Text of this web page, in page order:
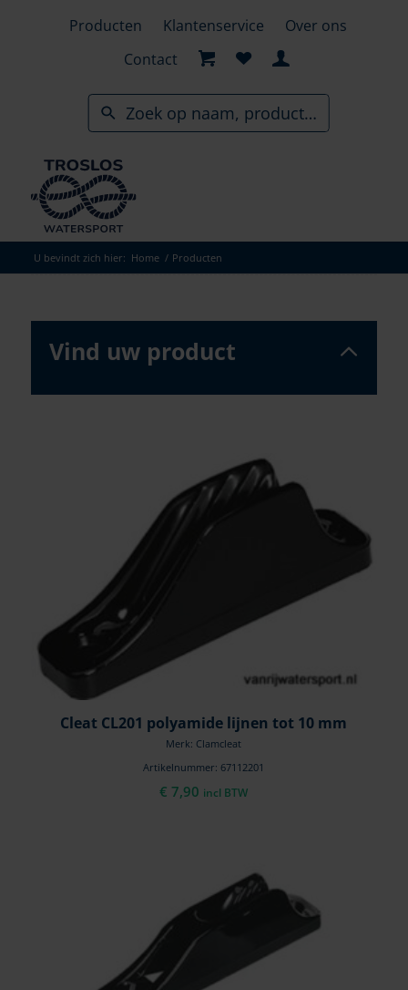
Producten Klantenservice
Over ons
Contact
U bevindt zich hier: Home / Producten
Cleat CL201 polyamide lijnen tot 10 mm
Merk: Clamcleat
Artikelnummer: 67112201
€ 7,90 incl BTW
Vind uw product